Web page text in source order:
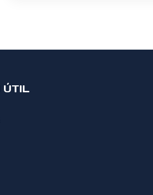
ÚTIL